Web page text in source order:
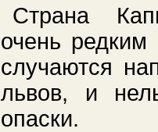
Страна
очень
случаются
львов, и
опаски.